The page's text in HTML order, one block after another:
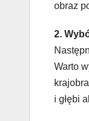
obraz
2.
Warto
i głębi